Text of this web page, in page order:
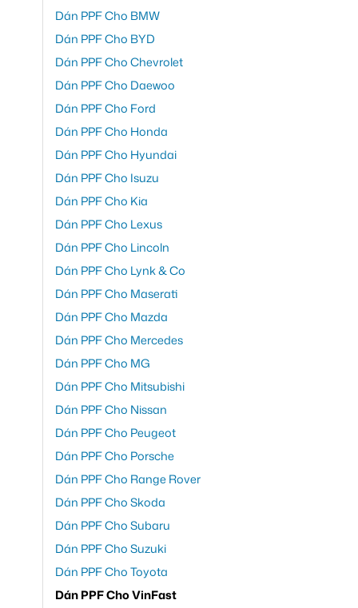
Dán PPF Cho BMW
Dán PPF Cho BYD
Dán PPF Cho Chevrolet
Dán PPF Cho Daewoo
Dán PPF Cho Ford
Dán PPF Cho Honda
Dán PPF Cho Hyundai
Dán PPF Cho Isuzu
Dán PPF Cho Kia
Dán PPF Cho Lexus
Dán PPF Cho Lincoln
Dán PPF Cho Lynk & Co
Dán PPF Cho Maserati
Dán PPF Cho Mazda
Dán PPF Cho Mercedes
Dán PPF Cho MG
Dán PPF Cho Mitsubishi
Dán PPF Cho Nissan
Dán PPF Cho Peugeot
Dán PPF Cho Porsche
Dán PPF Cho Range Rover
Dán PPF Cho Skoda
Dán PPF Cho Subaru
Dán PPF Cho Suzuki
Dán PPF Cho Toyota
Dán PPF Cho VinFast